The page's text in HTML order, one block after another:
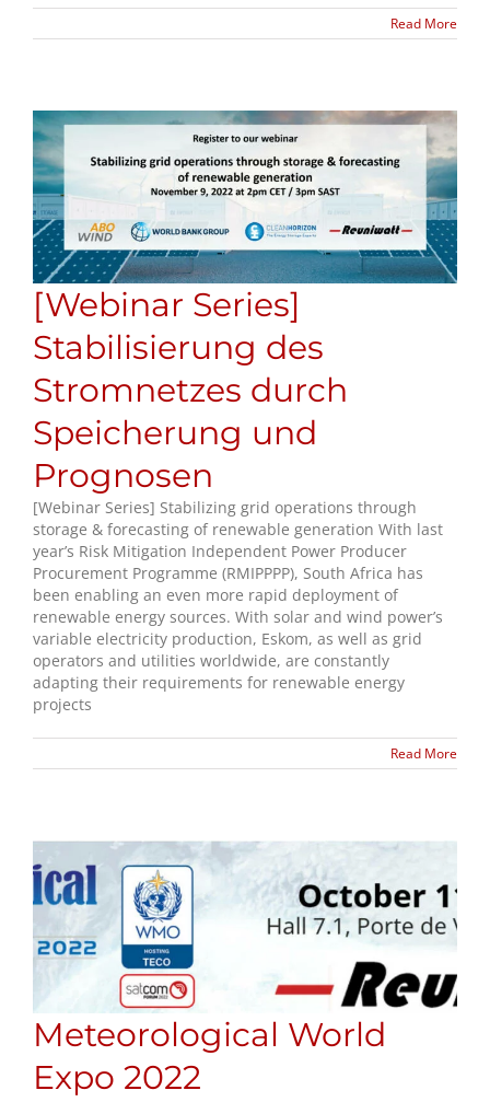
Read More
[Webinar Series]
Stabilisierung des
Stromnetzes durch
Speicherung und
Prognosen
[Webinar Series] Stabilizing grid operations through
storage & forecasting of renewable generation With last
year’s Risk Mitigation Independent Power Producer
Procurement Programme (RMIPPPP), South Africa has
been enabling an even more rapid deployment of
renewable energy sources. With solar and wind power’s
variable electricity production, Eskom, as well as grid
operators and utilities worldwide, are constantly
adapting their requirements for renewable energy
projects
Read More
Meteorological World
Expo 2022